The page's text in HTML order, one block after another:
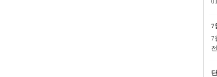
7
7